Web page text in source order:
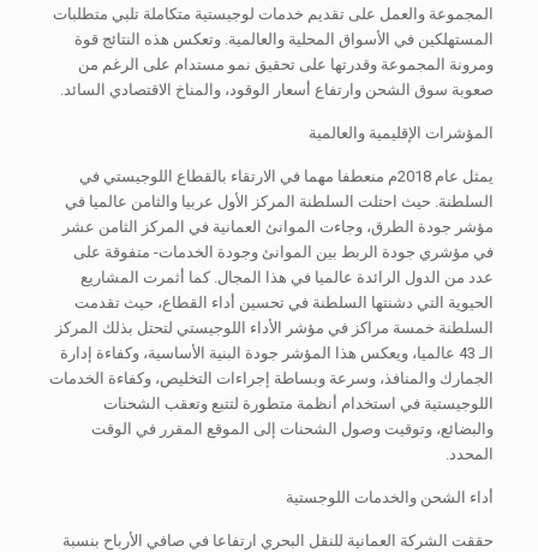
المجموعة والعمل على تقديم خدمات لوجيستية متكاملة تلبي متطلبات
المستهلكين في الأسواق المحلية والعالمية. وتعكس هذه النتائج قوة
ومرونة المجموعة وقدرتها على تحقيق نمو مستدام على الرغم من
صعوبة سوق الشحن وارتفاع أسعار الوقود، والمناخ الاقتصادي السائد.
المؤشرات الإقليمية والعالمية
يمثل عام 2018م منعطفا مهما في الارتقاء بالقطاع اللوجيستي في
السلطنة. حيث احتلت السلطنة المركز الأول عربيا والثامن عالميا في
مؤشر جودة الطرق، وجاءت الموانئ العمانية في المركز الثامن عشر
في مؤشري جودة الربط بين الموانئ وجودة الخدمات- متفوقة على
عدد من الدول الرائدة عالميا في هذا المجال. كما أثمرت المشاريع
الحيوية التي دشنتها السلطنة في تحسين أداء القطاع، حيث تقدمت
السلطنة خمسة مراكز في مؤشر الأداء اللوجيستي لتحتل بذلك المركز
الـ 43 عالميا، ويعكس هذا المؤشر جودة البنية الأساسية، وكفاءة إدارة
الجمارك والمنافذ، وسرعة وبساطة إجراءات التخليص، وكفاءة الخدمات
اللوجيستية في استخدام أنظمة متطورة لتتبع وتعقب الشحنات
والبضائع، وتوقيت وصول الشحنات إلى الموقع المقرر في الوقت
المحدد.
أداء الشحن والخدمات اللوجستية
حققت الشركة العمانية للنقل البحري ارتفاعا في صافي الأرباح بنسبة